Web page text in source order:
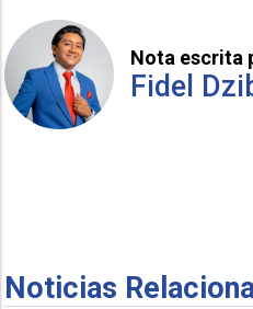
Nota escrita
Fidel
Noticias